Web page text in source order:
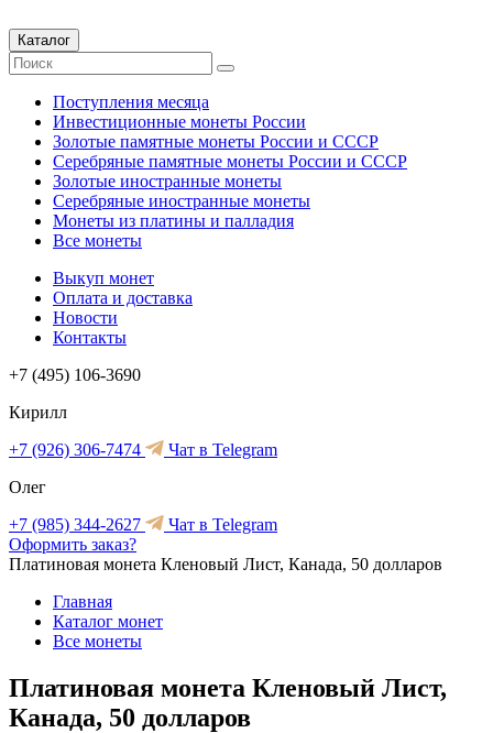
Каталог
Поступления месяца
Инвестиционные монеты России
Золотые памятные монеты России и СССР
Серебряные памятные монеты России и СССР
Золотые иностранные монеты
Серебряные иностранные монеты
Монеты из платины и палладия
Все монеты
Выкуп монет
Оплата и доставка
Новости
Контакты
+7 (495) 106-3690
Кирилл
+7 (926) 306-7474
Чат в Telegram
Олег
+7 (985) 344-2627
Чат в Telegram
Оформить заказ?
Платиновая монета Кленовый Лист, Канада, 50 долларов
Главная
Каталог монет
Все монеты
Платиновая монета Кленовый Лист,
Канада, 50 долларов